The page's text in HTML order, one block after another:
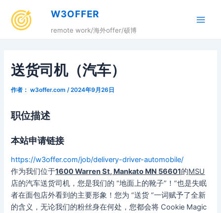
W3OFFER
remote work/海外offer/硕博
送货司机（汽车）
作者： w3offer.com /2024年9月26日
职位描述
本站申请链接
https://w3offer.com/job/delivery-driver-automobile/
作为我们位于1600 Warren St, Mankato MN 56601的MSU
店的汽车送货司机，您是我们的 “地面上的靴子”！”也是失眠
者在面包店外看到的主要形象！您为 “送货 “一词赋予了全新
的含义，无论我们的粉丝身在何处，您都会将 Cookie Magic